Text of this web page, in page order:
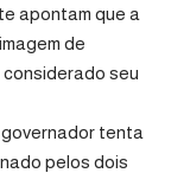
apontam que a
de
seu
tenta
pelos dois